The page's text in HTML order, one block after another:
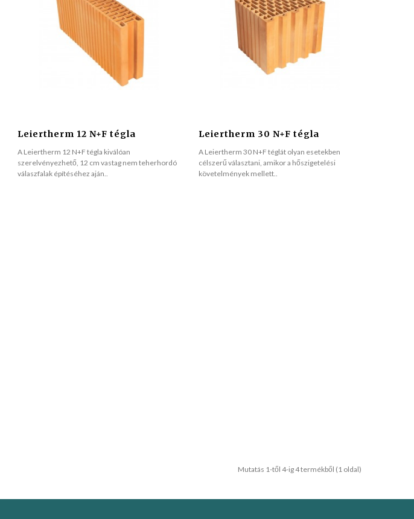
Leiertherm 12 N+F tégla
A Leiertherm 12 N+F tégla kiválóan
szerelvényezhető, 12 cm vastag nem teherhordó
válaszfalak építéséhez aján..
Leiertherm 30 N+F tégla
A Leiertherm 30 N+F téglát olyan esetekben
célszerű választani, amikor a hőszigetelési
követelmények mellett..
Mutatás 1-től 4-ig 4 termékből (1 oldal)